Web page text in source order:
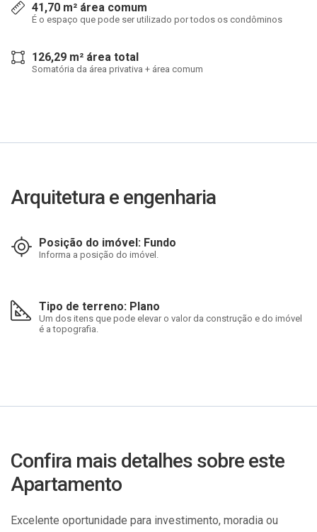
41,70 m² área comum
É o espaço que pode ser utilizado por todos os condôminos
126,29 m² área total
Somatória da área privativa + área comum
Arquitetura e engenharia
Posição do imóvel: Fundo
Informa a posição do imóvel.
Tipo de terreno: Plano
Um dos itens que pode elevar o valor da construção e do imóvel
é a topografia.
Confira mais detalhes sobre este
Apartamento
Excelente oportunidade para investimento, moradia ou